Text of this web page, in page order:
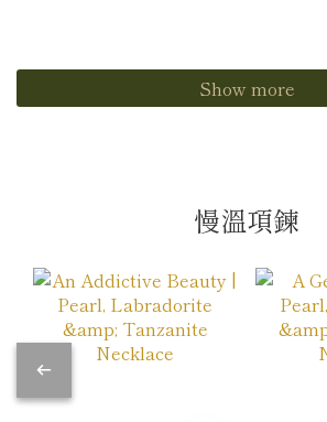
Show more
慢溫項鍊